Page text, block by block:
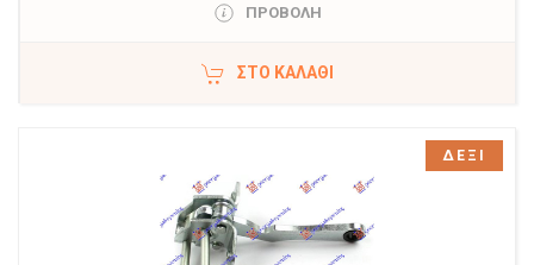
ΠΡΟΒΟΛΗ
ΣΤΟ ΚΑΛΆΘΙ
ΔΕΞΙ